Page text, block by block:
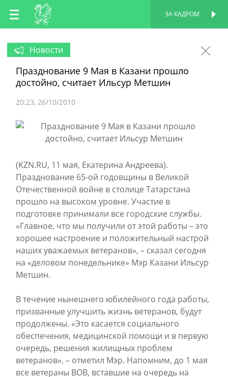
RU
EN
ЗА КАДРОМ
Новости
Празднование 9 Мая в Казани прошло
достойно, считает Ильсур Метшин
20:23 26/10/2010
(KZN.RU, 11 мая, Екатерина Андреева).
Празднование 65-ой годовщины в Великой
Отечественной войне в столице Татарстана
прошло на высоком уровне. Участие в
подготовке принимали все городские службы.
«Главное, что мы получили от этой работы – это
хорошее настроение и положительный настрой
наших уважаемых ветеранов», – сказал сегодня
на «деловом понедельнике» Мэр Казани Ильсур
Метшин.
В течение нынешнего юбилейного года работы,
призванные улучшить жизнь ветеранов, будут
продолжены. «Это касается социального
обеспечения, медицинской помощи и в первую
очередь, решения жилищных проблем
ветеранов», – отметил Мэр. Напомним, до 1 мая
все ветераны ВОВ, вставшие на очередь на
ПЕРСОНАЛЬНАЯ